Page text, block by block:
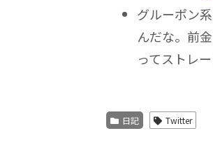
グルーポン
んだな。前
ってストレ
日記 Twitter